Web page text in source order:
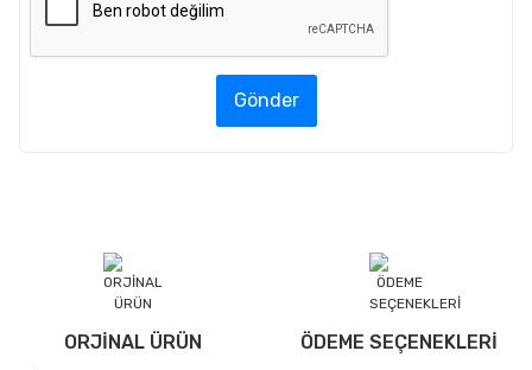
Gönder
ORJİNAL ÜRÜN ÖDEME SEÇENEKLERİ